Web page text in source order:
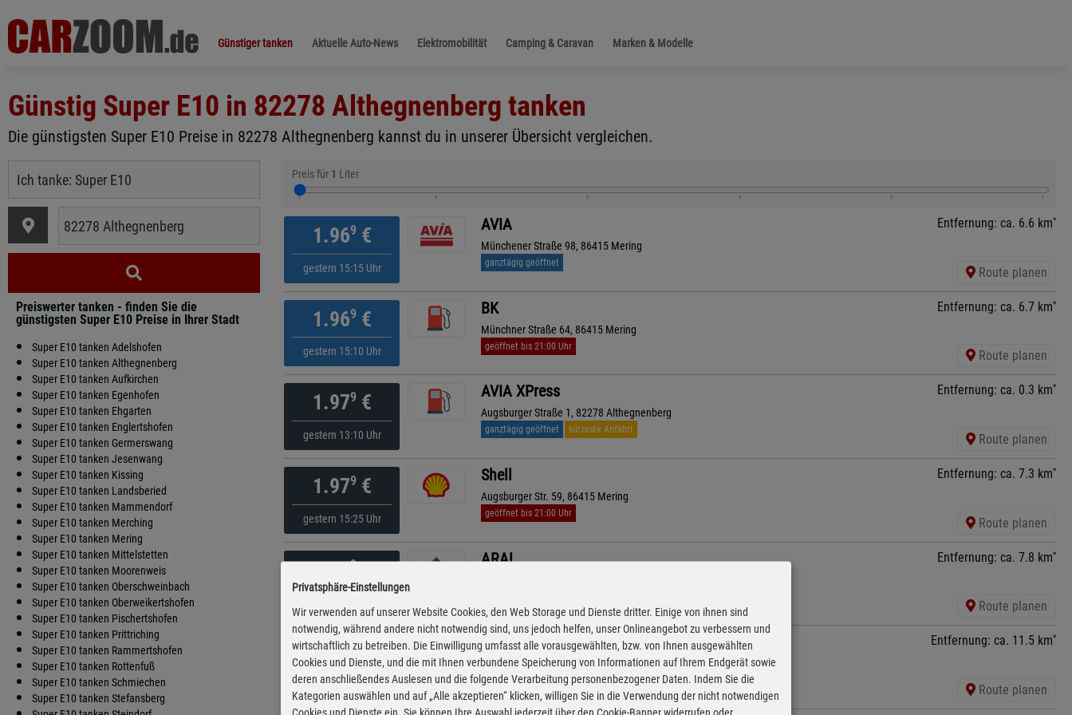
Günstiger tanken Aktuelle Auto-News Elektromobilität Camping & Caravan Marken & Modelle
Günstig Super E10 in 82278 Althegnenberg tanken
Die günstigsten Super E10 Preise in 82278 Althegnenberg kannst du in unserer Übersicht vergleichen.
Preiswerter tanken - finden Sie die
günstigsten Super E10 Preise in Ihrer Stadt
Super E10 tanken Adelshofen
Super E10 tanken Althegnenberg
Super E10 tanken Aufkirchen
Super E10 tanken Egenhofen
Super E10 tanken Ehgarten
Super E10 tanken Englertshofen
Super E10 tanken Germerswang
Super E10 tanken Jesenwang
Super E10 tanken Kissing
Super E10 tanken Landsberied
Super E10 tanken Mammendorf
Super E10 tanken Merching
Super E10 tanken Mering
Super E10 tanken Mittelstetten
Super E10 tanken Moorenweis
Super E10 tanken Oberschweinbach
Super E10 tanken Oberweikertshofen
Super E10 tanken Pischertshofen
Super E10 tanken Prittriching
Super E10 tanken Rammertshofen
Super E10 tanken Rottenfuß
Super E10 tanken Schmiechen
Super E10 tanken Stefansberg
Preis für 1 Liter
1.969€
gestern 15:15 Uhr
AVIA
Münchener Straße 98, 86415 Mering
ganztägig geöffnet
Entfernung: ca. 6.6 km*
Route planen
1.969€
gestern 15:10 Uhr
BK
Münchner Straße 64, 86415 Mering
geöffnet bis 21:00 Uhr
Entfernung: ca. 6.7 km*
Route planen
1.979€
gestern 13:10 Uhr
AVIA XPress
Augsburger Straße 1, 82278 Althegnenberg
ganztägig geöffnet kürzeste Anfahrt
Entfernung: ca. 0.3 km*
Route planen
1.979€
gestern 15:25 Uhr
Shell
Augsburger Str. 59, 86415 Mering
geöffnet bis 21:00 Uhr
Entfernung: ca. 7.3 km*
Route planen
1.979€ ARAL Entfernung: ca. 7.8 km*
Route planen
1.979€
gestern 15:30 Uhr
RAN
Robinienweg 3, 86438 Kissing
geöffnet bis 24:00 Uhr
Entfernung: ca. 11.5 km*
Route planen
Privatsphäre-Einstellungen
Wir verwenden auf unserer Website Cookies, den Web Storage und Dienste dritter. Einige von ihnen sind
notwendig, während andere nicht notwendig sind, uns jedoch helfen, unser Onlineangebot zu verbessern und
wirtschaftlich zu betreiben. Die Einwilligung umfasst alle vorausgewählten, bzw. von Ihnen ausgewählten
Cookies und Dienste, und die mit Ihnen verbundene Speicherung von Informationen auf Ihrem Endgerät sowie
deren anschließendes Auslesen und die folgende Verarbeitung personenbezogener Daten. Indem Sie die
Kategorien auswählen und auf „Alle akzeptieren“ klicken, willigen Sie in die Verwendung der nicht notwendigen
Cookies und Dienste ein. Sie können Ihre Auswahl jederzeit über den Cookie-Banner widerrufen oder